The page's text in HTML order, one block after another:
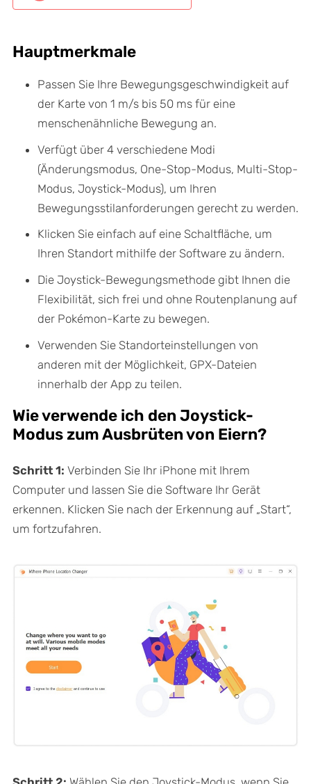
Hauptmerkmale
Passen Sie Ihre Bewegungsgeschwindigkeit auf
der Karte von 1 m/s bis 50 ms für eine
menschenähnliche Bewegung an.
Verfügt über 4 verschiedene Modi
(Änderungsmodus, One-Stop-Modus, Multi-Stop-
Modus, Joystick-Modus), um Ihren
Bewegungsstilanforderungen gerecht zu werden.
Klicken Sie einfach auf eine Schaltfläche, um
Ihren Standort mithilfe der Software zu ändern.
Die Joystick-Bewegungsmethode gibt Ihnen die
Flexibilität, sich frei und ohne Routenplanung auf
der Pokémon-Karte zu bewegen.
Verwenden Sie Standorteinstellungen von
anderen mit der Möglichkeit, GPX-Dateien
innerhalb der App zu teilen.
Wie verwende ich den Joystick-
Modus zum Ausbrüten von Eiern?
Schritt 1: Verbinden Sie Ihr iPhone mit Ihrem
Computer und lassen Sie die Software Ihr Gerät
erkennen. Klicken Sie nach der Erkennung auf „Start“,
um fortzufahren.